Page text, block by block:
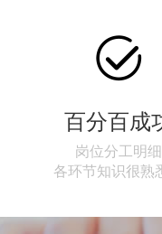

百分百成
岗位分工明细
各环节知识很熟